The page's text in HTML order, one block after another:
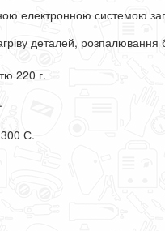
електронною системою
деталей, розпалювання
220 г.
С.